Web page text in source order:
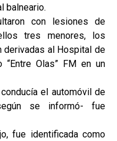
balneario.
con lesiones de
tres menores, los
derivadas al Hospital de
“Entre Olas” FM en un
el automóvil de
se informó- fue
fue identificada como